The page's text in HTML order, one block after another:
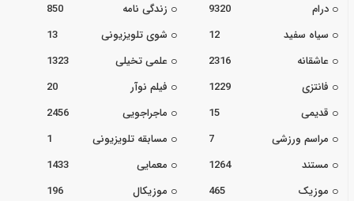
درام
9320 زندگی نامه
850
سیاه سفید
12 شوی تلویزیونی
13
عاشقانه
2316 علمی تخیلی
1323
فانتزی
1229 فیلم نوآر
20
قدیمی
15 ماجراجویی
2456
مراسم ورزشی
7 مسابقه تلویزیونی
1
مستند
1264 معمایی
1433
موزیک
465 موزیکال
196